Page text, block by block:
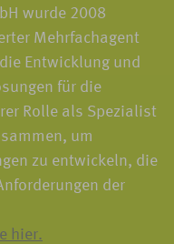
wurde 2008
Mehrfachagent
Entwicklung und
für die
Rolle als Spezialist
um
zu entwickeln, die
der
hier.